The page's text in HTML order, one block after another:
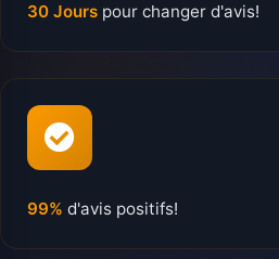
30 Jours pour changer d'avis!
99% d'avis positifs!